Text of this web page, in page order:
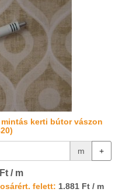
kerti bútor vászon
m +
/ m
felett: 1.881 Ft / m